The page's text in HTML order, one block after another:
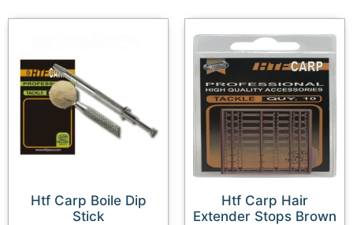
Htf Carp Boile Dip
Stick
Htf Carp Hair
Extender Stops Brown